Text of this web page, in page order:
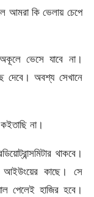
আমরা কি ভেলায় চেপে
ভেসে যাবে না।
দেবে। অবশ্য সেখানে
না।
থাকবে।
আইউংয়ের কাছে। সে
পেলেই হাজির হবে।